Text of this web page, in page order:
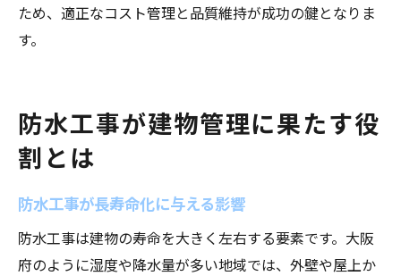
ため、適正なコスト管理と品質維持が成功の鍵となりま
す。
防水工事が建物管理に果たす役
割とは
防水工事が長寿命化に与える影響
防水工事は建物の寿命を大きく左右する要素です。大阪
府のように湿度や降水量が多い地域では、外壁や屋上か